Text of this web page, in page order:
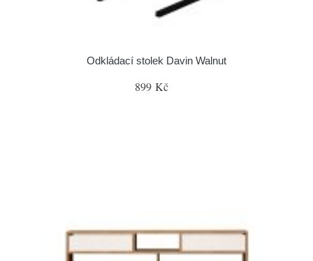
Odkládací stolek Davin Walnut
899 Kč